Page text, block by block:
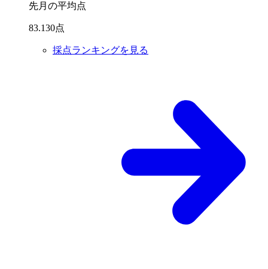
先月の平均点
83.130点
採点ランキングを見る